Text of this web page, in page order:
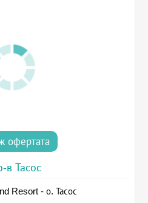
офертата
в Тасос
Resort - о. Тасос